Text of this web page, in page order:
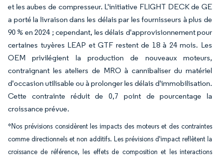
et les aubes de compresseur. L'initiative FLIGHT DECK de GE
a porté la livraison dans les délais par les fournisseurs à plus de
90 % en 2024 ; cependant, les délais d'approvisionnement pour
certaines tuyères LEAP et GTF restent de 18 à 24 mois. Les
OEM privilégient la production de nouveaux moteurs,
contraignant les ateliers de MRO à cannibaliser du matériel
d'occasion utilisable ou à prolonger les délais d'immobilisation.
Cette contrainte réduit de 0,7 point de pourcentage la
croissance prévue.
*Nos prévisions considèrent les impacts des moteurs et des contraintes
comme directionnels et non additifs. Les prévisions d'impact reflètent la
croissance de référence, les effets de composition et les interactions